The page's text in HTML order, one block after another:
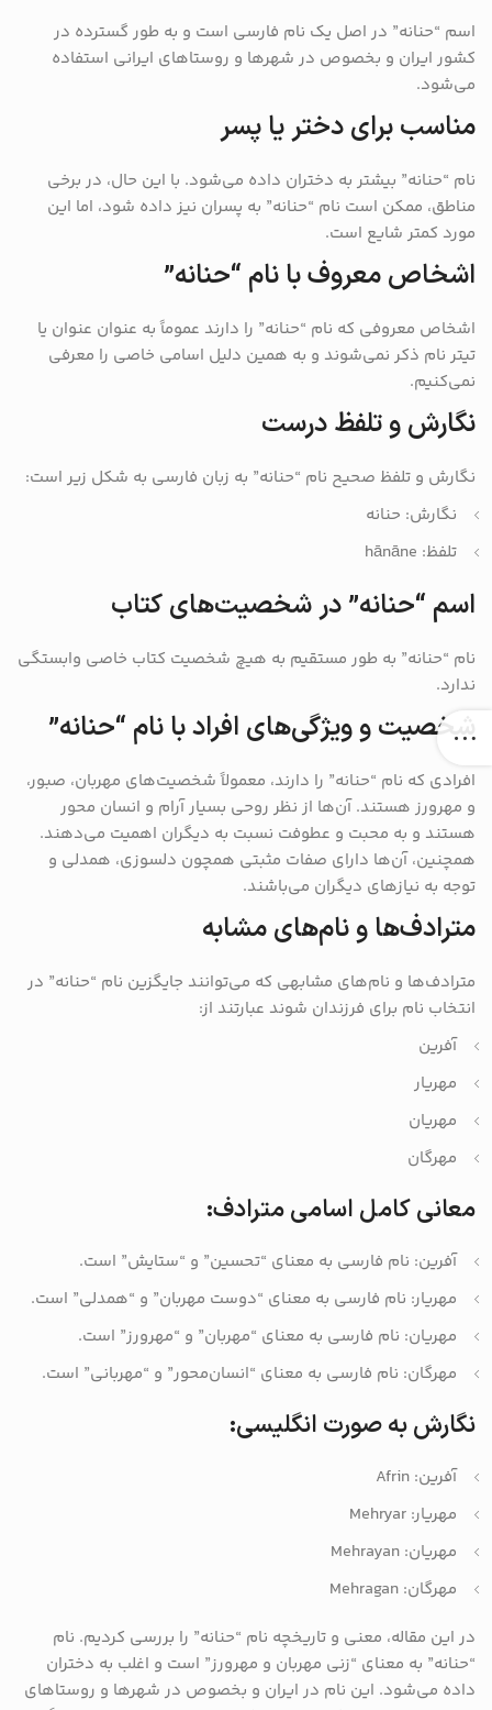
اسم “حنانه” در اصل یک نام فارسی است و به طور گسترده در
کشور ایران و بخصوص در شهرها و روستاهای ایرانی استفاده
می‌شود.
مناسب برای دختر یا پسر
نام “حنانه” بیشتر به دختران داده می‌شود. با این حال، در برخی
مناطق، ممکن است نام “حنانه” به پسران نیز داده شود، اما این
مورد کمتر شایع است.
اشخاص معروف با نام “حنانه”
اشخاص معروفی که نام “حنانه” را دارند عموماً به عنوان عنوان یا
تیتر نام ذکر نمی‌شوند و به همین دلیل اسامی خاصی را معرفی
نمی‌کنیم.
نگارش و تلفظ درست
نگارش و تلفظ صحیح نام “حنانه” به زبان فارسی به شکل زیر است:
نگارش: حنانه
تلفظ: hānāne
اسم “حنانه” در شخصیت‌های کتاب
نام “حنانه” به طور مستقیم به هیچ شخصیت کتاب خاصی وابستگی
ندارد.
شخصیت و ویژگی‌های افراد با نام “حنانه”
افرادی که نام “حنانه” را دارند، معمولاً شخصیت‌های مهربان، صبور،
و مهرورز هستند. آن‌ها از نظر روحی بسیار آرام و انسان‌ محور
هستند و به محبت و عطوفت نسبت به دیگران اهمیت می‌دهند.
همچنین، آن‌ها دارای صفات مثبتی همچون دلسوزی، همدلی و
توجه به نیازهای دیگران می‌باشند.
مترادف‌ها و نام‌های مشابه
مترادف‌ها و نام‌های مشابهی که می‌توانند جایگزین نام “حنانه” در
انتخاب نام برای فرزندان شوند عبارتند از:
آفرین
مهریار
مهریان
مهرگان
معانی کامل اسامی مترادف:
آفرین: نام فارسی به معنای “تحسین” و “ستایش” است.
مهریار: نام فارسی به معنای “دوست مهربان” و “همدلی” است.
مهریان: نام فارسی به معنای “مهربان” و “مهرورز” است.
مهرگان: نام فارسی به معنای “انسان‌محور” و “مهربانی” است.
نگارش به صورت انگلیسی:
آفرین: Afrin
مهریار: Mehryar
مهریان: Mehrayan
مهرگان: Mehragan
در این مقاله، معنی و تاریخچه نام “حنانه” را بررسی کردیم. نام
“حنانه” به معنای “زنی مهربان و مهرورز” است و اغلب به دختران
داده می‌شود. این نام در ایران و بخصوص در شهرها و روستاهای